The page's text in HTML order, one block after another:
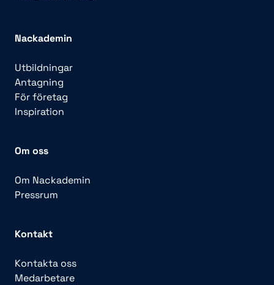
Nackademin
Utbildningar
Antagning
För företag
Inspiration
Om oss
Om Nackademin
Pressrum
Kontakt
Kontakta oss
Medarbetare